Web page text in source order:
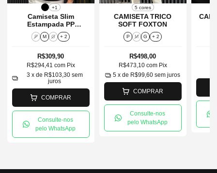
+1
Camiseta Slim
Estampada PP
Retangulo Reserva
P M G + 2
R$309,90
R$294,41com Pix
3 x de R$103,30 sem
juros
COMPRAR
Consulte-nos
pelo WhatsApp
5 cores
CAMISETA TRICO
SOFT FOXTON
P M G + 2
R$498,00
R$473,10com Pix
5 x de R$99,60 sem juros
COMPRAR
Consulte-nos
pelo WhatsApp